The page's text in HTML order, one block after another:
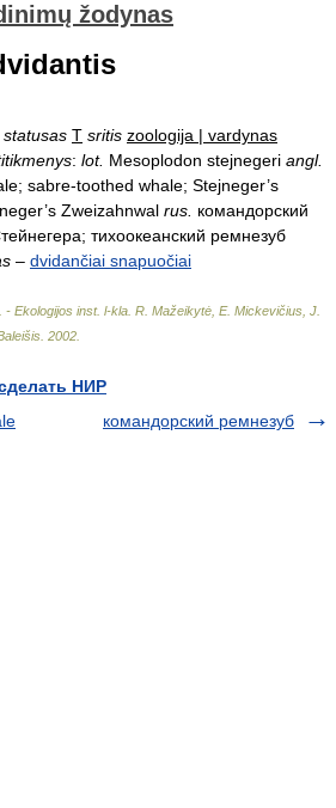
žodynas
statusas T sritis zoologija | vardynas
: lot. Mesoplodon stejnegeri angl.
sabre-toothed whale; Stejneger’s
Zweizahnwal rus. командорский
тихоокеанский ремнезуб
– dvidančiai snapuočiai
- Ekologijos inst. l-kla R. Mažeikytė, E. Mickevičius, J.
2002
НИР
командорский ремнезуб